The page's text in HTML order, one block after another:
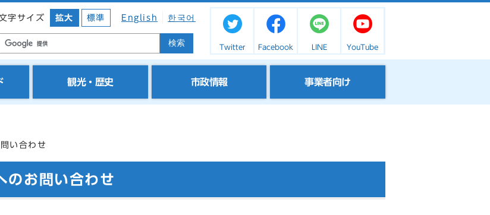
字サイズ 拡大 標準 English 한국어
検索 Twitter Facebook LINE YouTube
観光・歴史 市政情報 事業者向け
い合わせ
のお問い合わせ